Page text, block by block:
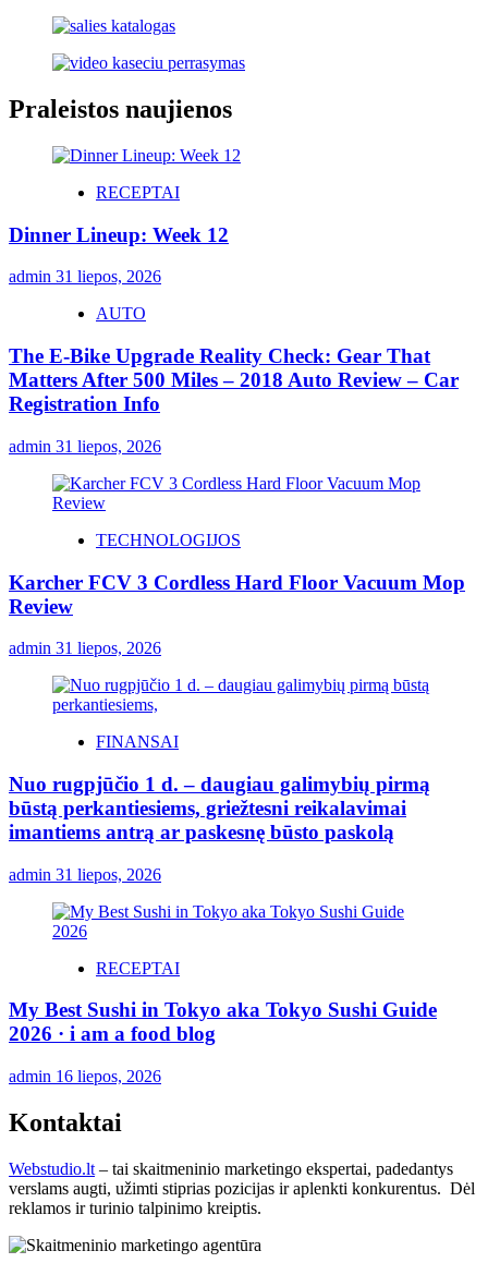
Praleistos naujienos
RECEPTAI
Dinner Lineup: Week 12
admin 31 liepos, 2026
AUTO
The E-Bike Upgrade Reality Check: Gear That
Matters After 500 Miles – 2018 Auto Review – Car
Registration Info
admin 31 liepos, 2026
TECHNOLOGIJOS
Karcher FCV 3 Cordless Hard Floor Vacuum Mop
Review
admin 31 liepos, 2026
FINANSAI
Nuo rugpjūčio 1 d. – daugiau galimybių pirmą
būstą perkantiesiems, griežtesni reikalavimai
imantiems antrą ar paskesnę būsto paskolą
admin 31 liepos, 2026
RECEPTAI
My Best Sushi in Tokyo aka Tokyo Sushi Guide
2026 · i am a food blog
admin 16 liepos, 2026
Kontaktai
Webstudio.lt – tai skaitmeninio marketingo ekspertai, padedantys
verslams augti, užimti stiprias pozicijas ir aplenkti konkurentus. Dėl
reklamos ir turinio talpinimo kreiptis.